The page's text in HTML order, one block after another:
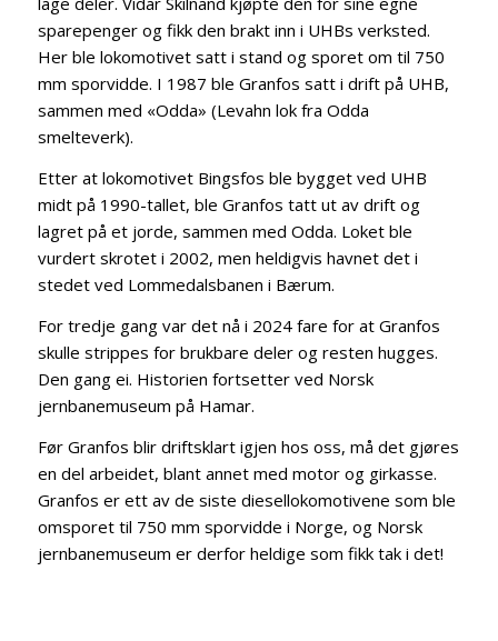
sparepenger og fikk den brakt inn i UHBs verksted.
Her ble lokomotivet satt i stand og sporet om til 750
mm sporvidde. I 1987 ble Granfos satt i drift på UHB,
sammen med «Odda» (Levahn lok fra Odda
smelteverk).
Etter at lokomotivet Bingsfos ble bygget ved UHB
midt på 1990-tallet, ble Granfos tatt ut av drift og
lagret på et jorde, sammen med Odda. Loket ble
vurdert skrotet i 2002, men heldigvis havnet det i
stedet ved Lommedalsbanen i Bærum.
For tredje gang var det nå i 2024 fare for at Granfos
skulle strippes for brukbare deler og resten hugges.
Den gang ei. Historien fortsetter ved Norsk
jernbanemuseum på Hamar.
Før Granfos blir driftsklart igjen hos oss, må det gjøres
en del arbeidet, blant annet med motor og girkasse.
Granfos er ett av de siste diesellokomotivene som ble
omsporet til 750 mm sporvidde i Norge, og Norsk
jernbanemuseum er derfor heldige som fikk tak i det!